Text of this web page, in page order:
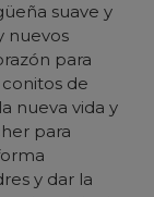
suave y
nuevos
para
de
nueva vida y
para
y dar la